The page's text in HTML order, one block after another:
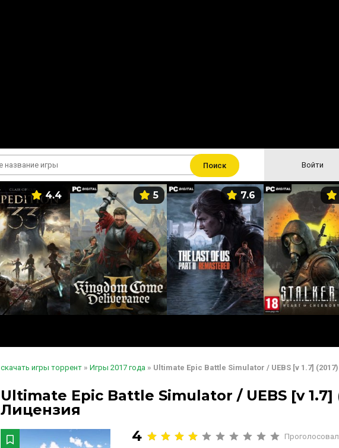
Поиск Войти
4.4 5 7.6
скачать игры торрент » Игры 2017 года » Ultimate Epic Battle Simulator / UEBS [v 1.7]
Ultimate Epic Battle Simulator / UEBS [v 1.7]
Лицензия
4